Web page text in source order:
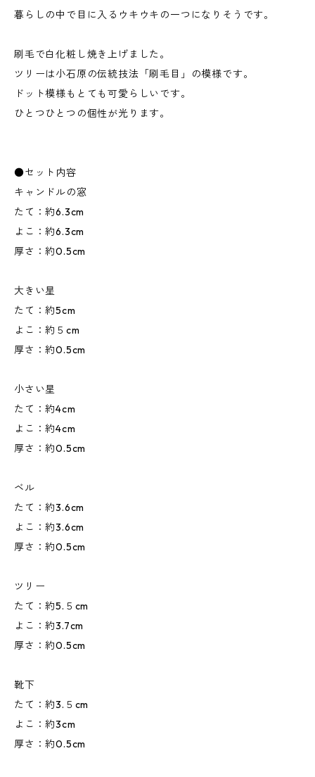
暮らしの中で目に入るウキウキの一つになりそうです。
刷毛で白化粧し焼き上げました。
ツリーは小石原の伝統技法「刷毛目」の模様です。
ドット模様もとても可愛らしいです。
ひとつひとつの個性が光ります。
●セット内容
キャンドルの窓
たて：約6.3cm
よこ：約6.3cm
厚さ：約0.5cm
大きい星
たて：約5cm
よこ：約５cm
厚さ：約0.5cm
小さい星
たて：約4cm
よこ：約4cm
厚さ：約0.5cm
ベル
たて：約3.6cm
よこ：約3.6cm
厚さ：約0.5cm
ツリー
たて：約5.５cm
よこ：約3.7cm
厚さ：約0.5cm
靴下
たて：約3.５cm
よこ：約3cm
厚さ：約0.5cm